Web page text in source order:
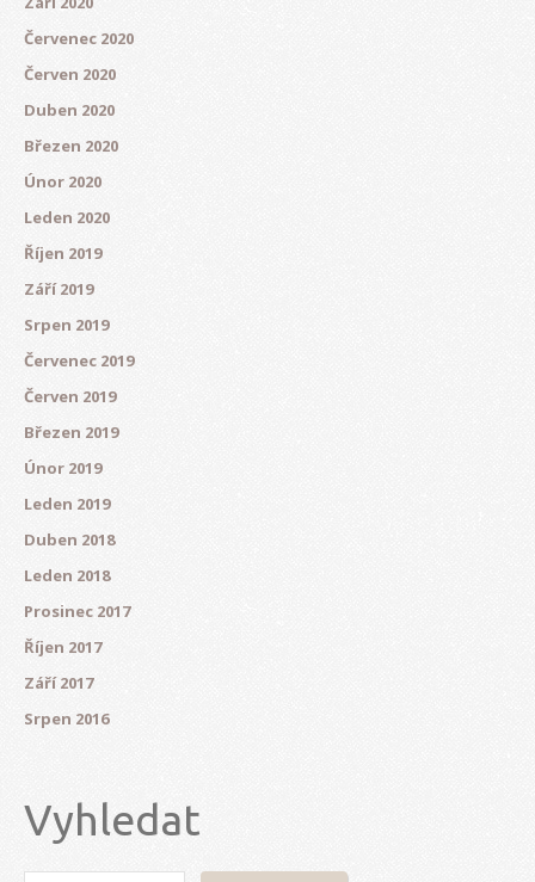
Červenec 2020
Červen 2020
Duben 2020
Březen 2020
Únor 2020
Leden 2020
Říjen 2019
Září 2019
Srpen 2019
Červenec 2019
Červen 2019
Březen 2019
Únor 2019
Leden 2019
Duben 2018
Leden 2018
Prosinec 2017
Říjen 2017
Září 2017
Srpen 2016
Vyhledat